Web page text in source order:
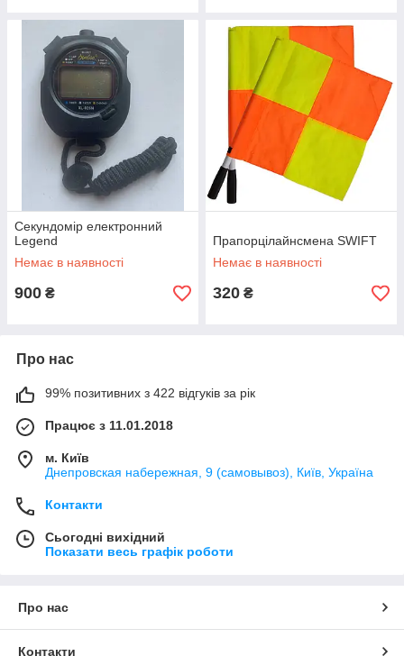
Секундомір електронний
Legend
Немає в наявності
900 ₴
Прапорцілайнсмена SWIFT
Немає в наявності
320 ₴
Про нас
99% позитивних з 422 відгуків за рік
Працює з 11.01.2018
м. Київ
Днепровская набережная, 9 (самовывоз), Київ, Україна
Контакти
Сьогодні вихідний
Показати весь графік роботи
Про нас
Контакти